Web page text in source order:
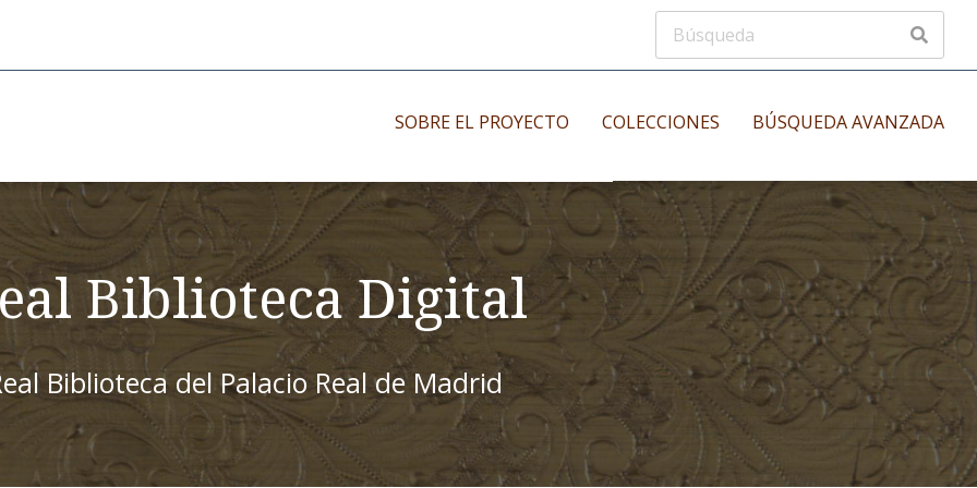
SOBRE EL PROYECTO COLECCIONES
Impresos antiguos
Impresos modernos
Impresos menores
Manuscritos musicales
Incunables
BÚSQUEDA AVANZADA
Biblioteca Digital
Biblioteca del Palacio Real de Madrid